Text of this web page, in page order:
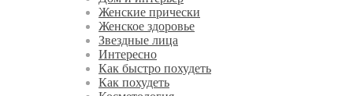
Женские прически
Женское здоровье
Звездные лица
Интересно
Как быстро похудеть
Как похудеть